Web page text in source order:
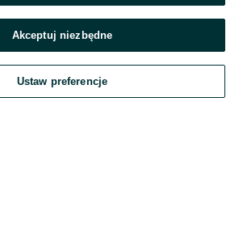
Zaloguj się
jednego z dostawców wskazanych powyżej,
serwisu OLX.pl w jego aktualnym brzmieniu.
Akceptuj niezbędne
Ustaw preferencje